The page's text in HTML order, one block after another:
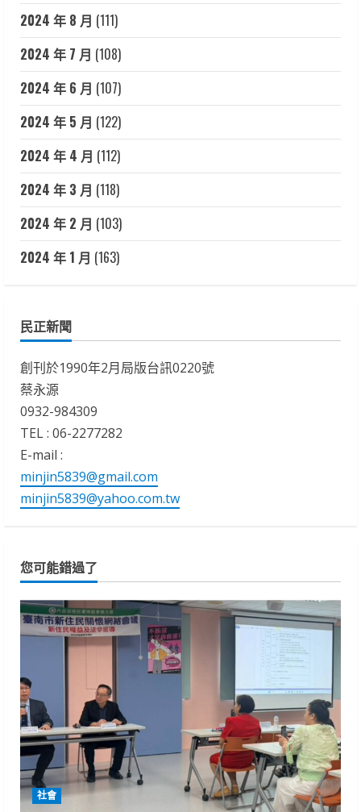
2024 年 8 月 (111)
2024 年 7 月 (108)
2024 年 6 月 (107)
2024 年 5 月 (122)
2024 年 4 月 (112)
2024 年 3 月 (118)
2024 年 2 月 (103)
2024 年 1 月 (163)
民正新聞
創刊於1990年2月局版台訊0220號
蔡永源
0932-984309
TEL : 06-2277282
E-mail :
minjin5839@gmail.com
minjin5839@yahoo.com.tw
您可能錯過了
社會